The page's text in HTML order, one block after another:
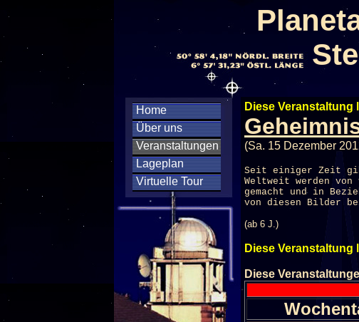
Home
Über uns
Veranstaltungen
Lageplan
Virtuelle Tour
Diese Veranstaltung
(Sa. 15 Dezember
Seit einiger Zeit
Weltweit werden von
gemacht und in
von diesen Bilder
(ab 6 J.)
Diese Veranstaltung
Diese